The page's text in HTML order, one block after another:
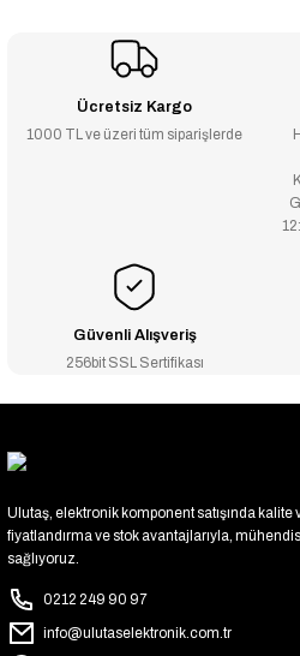
Ücretsiz Kargo
1000 TL ve üzeri tüm siparişlerde
Güvenli Alışveriş
256bit SSL Sertifikası
Ulutaş, elektronik komponent satışında kalite
fiyatlandırma ve stok avantajlarıyla,
sağlıyoruz.
0212 249 90 97
info@ulutaselektronik.com.tr